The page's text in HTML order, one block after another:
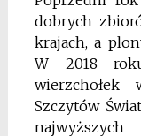
dobrych
krajach, a
W2018 roku
Szczytów